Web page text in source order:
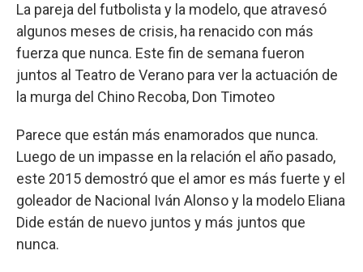
La pareja del futbolista y la modelo, que atravesó
algunos meses de crisis, ha renacido con más
fuerza que nunca. Este fin de semana fueron
juntos al Teatro de Verano para ver la actuación de
la murga del Chino Recoba, Don Timoteo
Parece que están más enamorados que nunca.
Luego de un impasse en la relación el año pasado,
este 2015 demostró que el amor es más fuerte y el
goleador de Nacional Iván Alonso y la modelo Eliana
Dide están de nuevo juntos y más juntos que
nunca.